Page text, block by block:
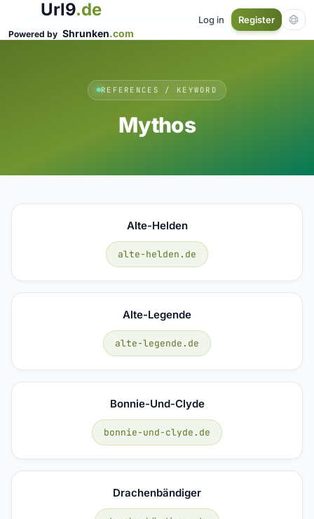
Url9.de
Powered by Shrunken.com
Log in Register
REFERENCES / KEYWORD
Mythos
Alte-Helden
alte-helden.de
Alte-Legende
alte-legende.de
Bonnie-Und-Clyde
bonnie-und-clyde.de
Drachenbändiger